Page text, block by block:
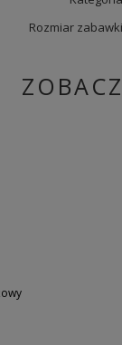
Rozmiar zabawki